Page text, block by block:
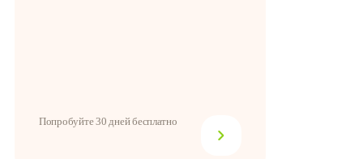
Попробуйте 30 дней бесплатно